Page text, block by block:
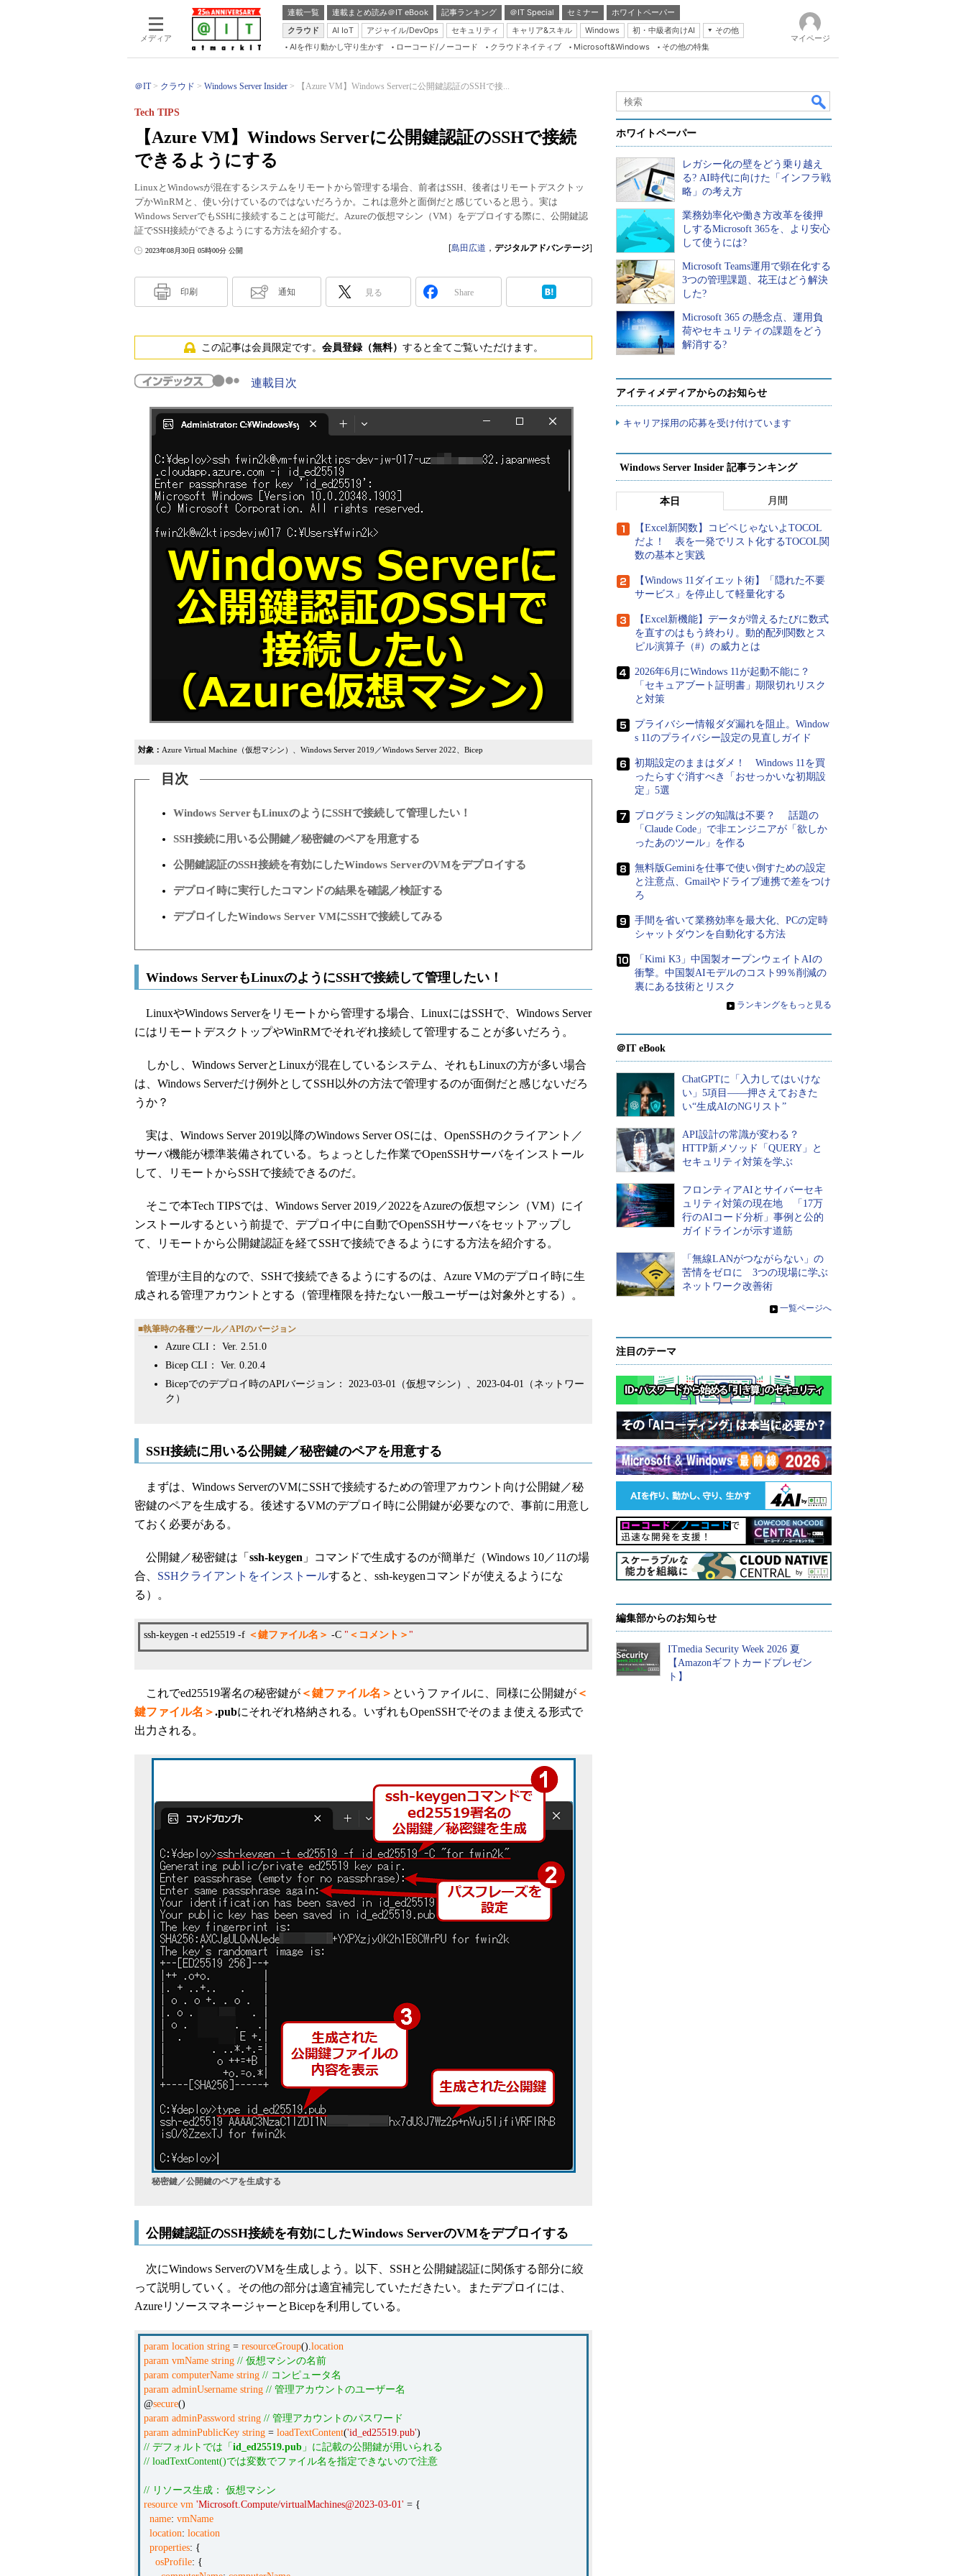
メディア
連載一覧 連載まとめ読み＠IT eBook 記事ランキング ＠IT Special セミナー
ホワイトペーパー
クラウド
AI IoT アジャイル/DevOps セキュリティ キャリア&スキル Windows 初・中級者向けAI
その他
Server & Storage
Java Agile
Database Expert
Linux ＆ OSS
Master of IP Network
Security & Trust
AIを作り動かし守り生かす ローコード/ノーコード クラウドネイティブ Microsoft&Windows その他の特集
マイページ
＠IT クラウド Windows Server Insider 【Azure VM】Windows Serverに公開鍵認証のSSHで接...
【Azure VM】Windows Serverに公開鍵認証のSSHで接続
できるようにする
Tech TIPS
LinuxとWindowsが混在するシステムをリモートから管理する場合、前者はSSH、後者はリモートデスクトッ
プかWinRMと、使い分けているのではないだろうか。これは意外と面倒だと感じていると思う。実は
Windows ServerでもSSHに接続することは可能だ。Azureの仮想マシン（VM）をデプロイする際に、公開鍵認
証でSSH接続ができるようにする方法を紹介する。
2023年08月30日 05時00分 公開 [島田広道 ， デジタルアドバンテージ]
印刷 通知 見る Share
この記事は会員限定です。 会員登録（無料） すると全てご覧いただけます。
連載目次
対象： Azure Virtual Machine（仮想マシン）、Windows Server 2019／Windows Server 2022、Bicep
目次
Windows ServerもLinuxのようにSSHで接続して管理したい！
SSH接続に用いる公開鍵／秘密鍵のペアを用意する
公開鍵認証のSSH接続を有効にしたWindows ServerのVMをデプロイする
デプロイ時に実行したコマンドの結果を確認／検証する
デプロイしたWindows Server VMにSSHで接続してみる
Windows ServerもLinuxのようにSSHで接続して管理したい！
LinuxやWindows Serverをリモートから管理する場合、LinuxにはSSHで、Windows Server
にはリモートデスクトップやWinRMでそれぞれ接続して管理することが多いだろう。
しかし、Windows ServerとLinuxが混在しているシステム、それもLinuxの方が多い場合
は、Windows Serverだけ例外としてSSH以外の方法で管理するのが面倒だと感じないだろ
うか？
実は、Windows Server 2019以降のWindows Server OSには、OpenSSHのクライアント／
サーバ機能が標準装備されている。ちょっとした作業でOpenSSHサーバをインストール
して、リモートからSSHで接続できるのだ。
そこで本Tech TIPSでは、Windows Server 2019／2022をAzureの仮想マシン（VM）にイ
ンストールするという前提で、デプロイ中に自動でOpenSSHサーバをセットアップし
て、リモートから公開鍵認証を経てSSHで接続できるようにする方法を紹介する。
管理が主目的なので、SSHで接続できるようにするのは、Azure VMのデプロイ時に生
成される管理アカウントとする（管理権限を持たない一般ユーザーは対象外とする）。
■執筆時の各種ツール／APIのバージョン
Azure CLI： Ver. 2.51.0
Bicep CLI： Ver. 0.20.4
Bicepでのデプロイ時のAPIバージョン： 2023-03-01（仮想マシン）、2023-04-01（ネットワー
ク）
SSH接続に用いる公開鍵／秘密鍵のペアを用意する
まずは、Windows ServerのVMにSSHで接続するための管理アカウント向け公開鍵／秘
密鍵のペアを生成する。後述するVMのデプロイ時に公開鍵が必要なので、事前に用意し
ておく必要がある。
公開鍵／秘密鍵は「 ssh-keygen 」コマンドで生成するのが簡単だ（Windows 10／11の場
合、 SSHクライアントをインストールすると、ssh-keygenコマンドが使えるようにな
る）。
ssh-keygen -t ed25519 -f ＜鍵ファイル名＞ -C " ＜コメント＞ "
これでed25519署名の秘密鍵が ＜鍵ファイル名＞ というファイルに、同様に公開鍵が ＜
鍵ファイル名＞.pubにそれぞれ格納される。いずれもOpenSSHでそのまま使える形式で
出力される。
秘密鍵／公開鍵のペアを生成する
公開鍵認証のSSH接続を有効にしたWindows ServerのVMをデプロイする
次にWindows ServerのVMを生成しよう。以下、SSHと公開鍵認証に関係する部分に絞
って説明していく。その他の部分は適宜補完していただきたい。またデプロイには、
AzureリソースマネージャーとBicepを利用している。
param location string = resourceGroup().location
param vmName string // 仮想マシンの名前
param computerName string // コンピュータ名
param adminUsername string // 管理アカウントのユーザー名
@secure()
param adminPassword string // 管理アカウントのパスワード
param adminPublicKey string = loadTextContent('id_ed25519.pub')
// デフォルトでは「 id_ed25519.pub 」に記載の公開鍵が用いられる
// loadTextContent()では変数でファイル名を指定できないので注意
// リソース生成： 仮想マシン
resource vm 'Microsoft.Compute/virtualMachines@2023-03-01' = {
name: vmName
location: location
properties: {
osProfile: {
ホワイトペーパー
レガシー化の壁をどう乗り越え
る? AI時代に向けた「インフラ戦
略」の考え方
業務効率化や働き方改革を後押
しするMicrosoft 365を、より安心
して使うには?
Microsoft Teams運用で顕在化する
3つの管理課題、花王はどう解決
した?
Microsoft 365 の懸念点、運用負
荷やセキュリティの課題をどう
解消する?
アイティメディアからのお知らせ
キャリア採用の応募を受け付けています
Windows Server Insider 記事ランキング
本日 月間
【Excel新関数】コピペじゃないよTOCOL
だよ！ 表を一発でリスト化するTOCOL関
数の基本と実践
【Windows 11ダイエット術】「隠れた不要
サービス」を停止して軽量化する
【Excel新機能】データが増えるたびに数式
を直すのはもう終わり。動的配列関数とス
ピル演算子（#）の威力とは
2026年6月にWindows 11が起動不能に？
「セキュアブート証明書」期限切れリスク
と対策
プライバシー情報ダダ漏れを阻止。Window
s 11のプライバシー設定の見直しガイド
初期設定のままはダメ！ Windows 11を買
ったらすぐ消すべき「おせっかいな初期設
定」5選
プログラミングの知識は不要？ 話題の
「Claude Code」で非エンジニアが「欲しか
ったあのツール」を作る
無料版Geminiを仕事で使い倒すための設定
と注意点、Gmailやドライブ連携で差をつけ
ろ
手間を省いて業務効率を最大化、PCの定時
シャットダウンを自動化する方法
「Kimi K3」中国製オープンウェイトAIの
衝撃。中国製AIモデルのコスト99％削減の
裏にある技術とリスク
» ランキングをもっと見る
＠IT eBook
ChatGPTに「入力してはいけな
い」5項目――押さえておきた
い“生成AIのNGリスト”
API設計の常識が変わる？
HTTP新メソッド「QUERY」と
セキュリティ対策を学ぶ
フロンティアAIとサイバーセキ
ュリティ対策の現在地 「17万
行のAIコード分析」事例と公的
ガイドラインが示す道筋
「無線LANがつながらない」の
苦情をゼロに 3つの現場に学ぶ
ネットワーク改善術
» 一覧ページへ
注目のテーマ
編集部からのお知らせ
ITmedia Security Week 2026 夏
【Amazonギフトカードプレゼン
ト】